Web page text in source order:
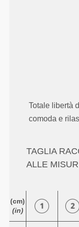
Totale libertà
comoda e
TAGLIA
ALLE
(cm)
(in)